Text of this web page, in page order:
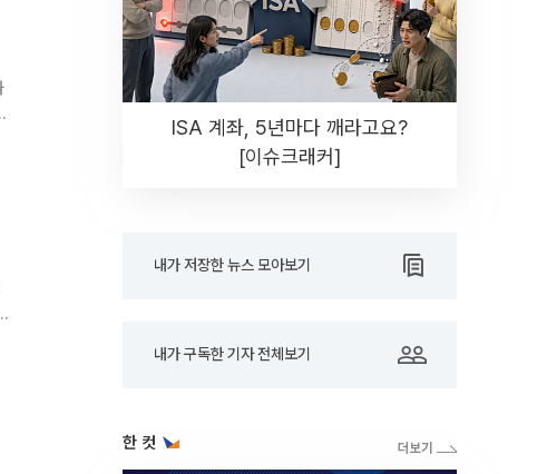
ISA 계좌, 5년마다 깨라고요?
[이슈크래커]
내가 저장한 뉴스 모아보기
내가 구독한 기자 전체보기
한 컷